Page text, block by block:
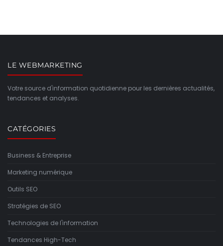
LE WEBMARKETING
Votre source d'information quotidienne pour les dernières actualités,
tendances et analyses.
CATÉGORIES
Business & Entreprise
Marketing numérique
Outils SEO
Stratégies de SEO
Technologies de l'information
Tendances High-Tech